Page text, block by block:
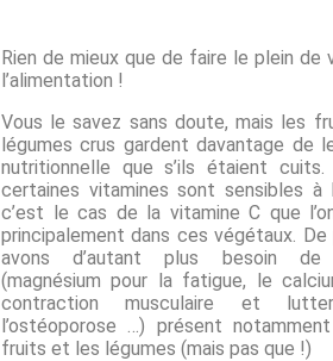
Rien de mieux que de faire le plein de
l’alimentation !
Vous le savez sans doute, mais les
légumes crus gardent davantage de
nutritionnelle que s’ils étaient
certaines vitamines sont sensibles à
c’est le cas de la vitamine C que
principalement dans ces végétaux. De
avons d’autant plus besoin de
(magnésium pour la fatigue, le
contraction musculaire et
l’ostéoporose …) présent
fruits et les légumes (mais pas que !)